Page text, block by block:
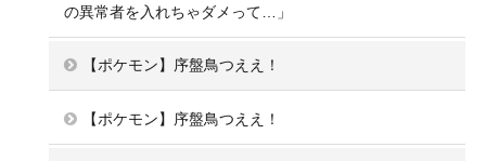
の異常者を入れちゃダメって…」
【ポケモン】序盤鳥つええ！
【ポケモン】序盤鳥つええ！